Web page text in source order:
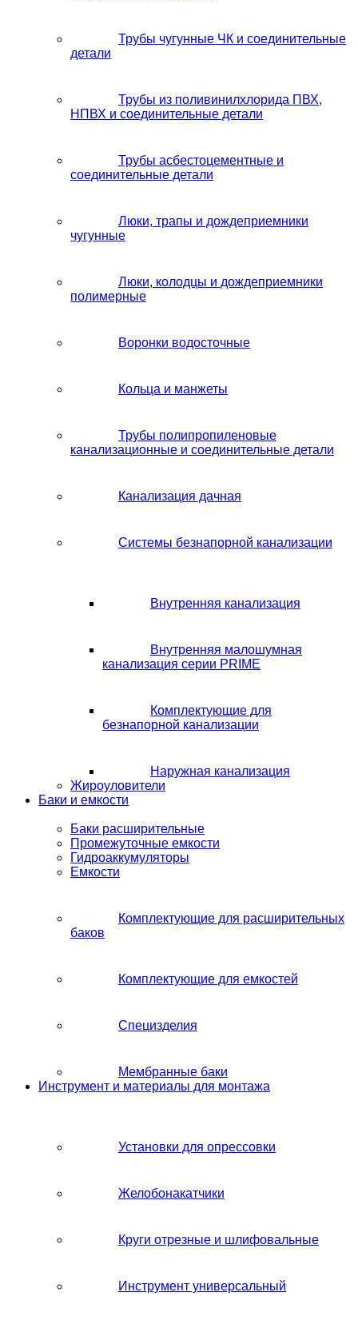
Трубы чугунные ЧК и соединительные
детали
Трубы из поливинилхлорида ПВХ,
НПВХ и соединительные детали
Трубы асбестоцементные и
соединительные детали
Люки, трапы и дождеприемники
чугунные
Люки, колодцы и дождеприемники
полимерные
Воронки водосточные
Кольца и манжеты
Трубы полипропиленовые
канализационные и соединительные детали
Канализация дачная
Системы безнапорной канализации
Внутренняя канализация
Внутренняя малошумная
канализация серии PRIME
Комплектующие для
безнапорной канализации
Наружная канализация
Жироуловители
Баки и емкости
Баки расширительные
Промежуточные емкости
Гидроаккумуляторы
Емкости
Комплектующие для расширительных
баков
Комплектующие для емкостей
Специзделия
Мембранные баки
Инструмент и материалы для монтажа
Установки для опрессовки
Желобонакатчики
Круги отрезные и шлифовальные
Инструмент универсальный